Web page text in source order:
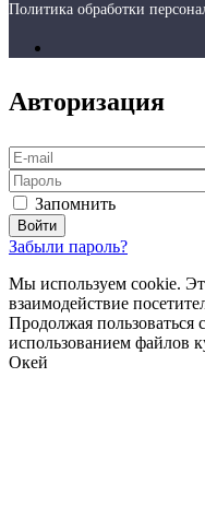
Политика обработки
Авторизация
Запомнить
Забыли пароль?
Мы используем cookie.
взаимодействие
Продолжая пользоваться
использованием файлов
Окей